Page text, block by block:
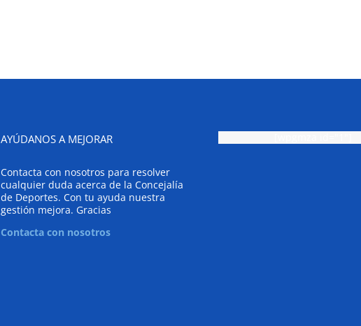
AYÚDANOS A MEJORAR
Contacta con nosotros para resolver
cualquier duda acerca de la Concejalía
de Deportes. Con tu ayuda nuestra
gestión mejora. Gracias
Contacta con nosotros